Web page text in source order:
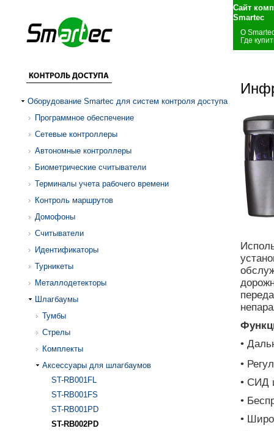
Сайт
Smartec
О
Где
Оборудование Smartec для систем контроля доступа
Программное обеспечение
Сетевые контроллеры
Автономные контроллеры
Биометрические считыватели
Терминалы учета рабочего времени
Контроль маршрутов
Домофоны
Считыватели
Идентификаторы
Турникеты
Металлодетекторы
Шлагбаумы
Тумбы
Стрелы
Комплекты
Аксессуары для шлагбаумов
ST-RB001FL
ST-RB001FS
ST-RB001PD
ST-RB002PD
•
•
• СИД
•
•